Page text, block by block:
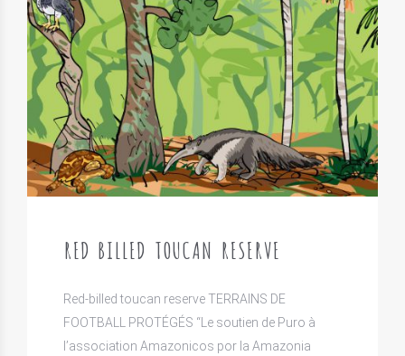
RED BILLED TOUCAN RESERVE
Red-billed toucan reserve TERRAINS DE
FOOTBALL PROTÉGÉS “Le soutien de Puro à
l’association Amazonicos por la Amazonia